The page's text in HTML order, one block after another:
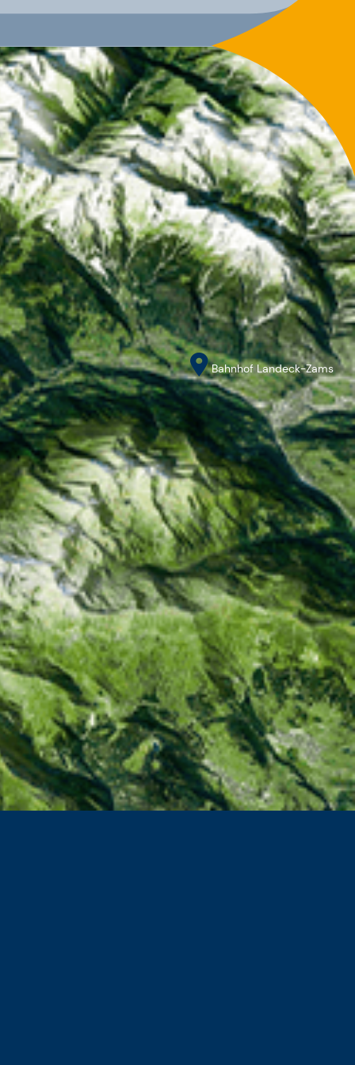
Bahnhof Landeck-Zams